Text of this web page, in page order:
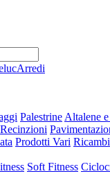
Palestrine Altalene
Recinzioni
Prodotti Vari Ricambi
Soft Fitness